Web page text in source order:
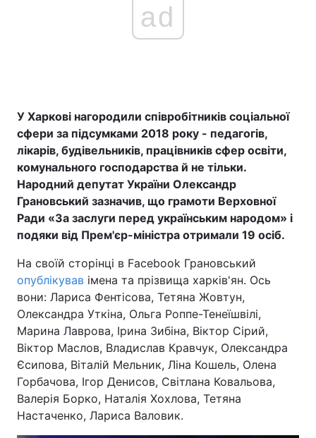
Головна Війна
Україна Політика
Економіка Світ
Спорт Наука
Техно і зв'язок Лайт
Зброя Інциденти
Здоров'я Туризм
ad
У Харкові нагородили співробітників соціальної
сфери за підсумками 2018 року - педагогів,
лікарів, будівельників, працівників сфер освіти,
комунального господарства й не тільки.
Народний депутат України Олександр
Грановський зазначив, що грамоти Верховної
Ради «За заслуги перед українським народом» і
подяки від Прем'єр-міністра отримали 19 осіб.
На своїй сторінці в Facebook Грановський
опублікував імена та прізвища харків'ян. Ось
вони: Лариса Фентісова, Тетяна Жовтун,
Олександра Уткіна, Ольга Роппе-Тенеїшвілі,
Марина Лаврова, Ірина Зибіна, Віктор Сірий,
Віктор Маслов, Владислав Кравчук, Олександра
Єсипова, Віталій Мельник, Ліна Кошель, Олена
Горбачова, Ігор Денисов, Світлана Ковальова,
Валерія Борко, Наталія Хохлова, Тетяна
Настаченко, Лариса Валовик.